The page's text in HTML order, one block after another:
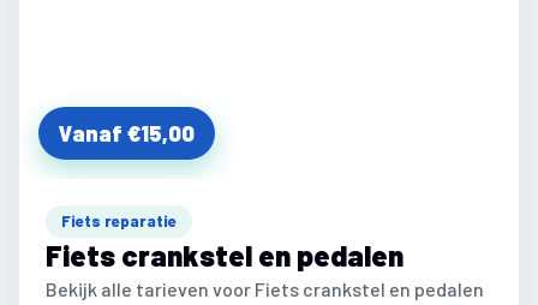
Vanaf €15,00
Fiets reparatie
Fiets crankstel en pedalen
Bekijk alle tarieven voor Fiets crankstel en pedalen